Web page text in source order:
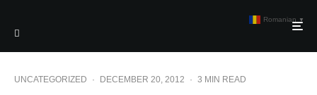
UNCATEGORIZED · DECEMBER 20, 2012 · 3 MIN READ
Romanian ▼